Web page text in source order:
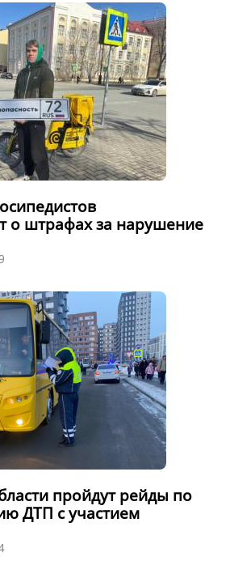
о штрафах за нарушение
пройдут рейды по
ДТП с участием